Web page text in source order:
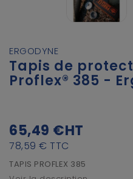
ERGODYNE
Tapis de
Proflex® 385 -
65,49 €HT
78,59 € TTC
TAPIS PROFLEX 385